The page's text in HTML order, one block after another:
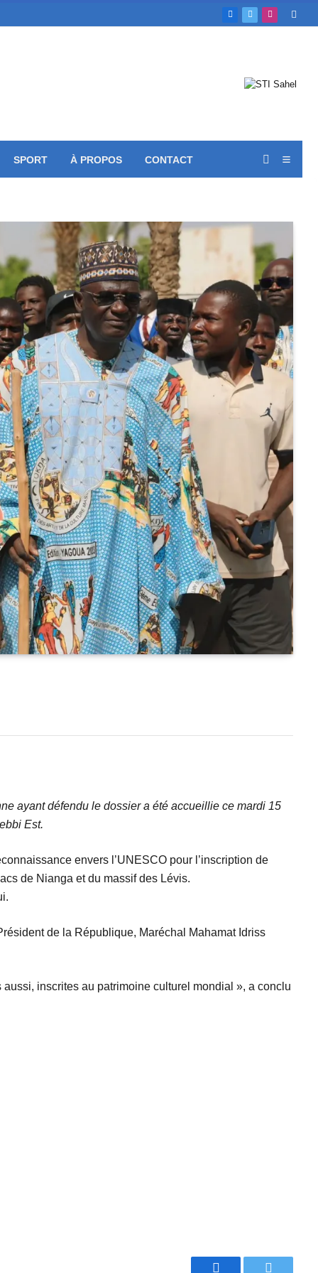
Facebook
X
Instagram
SPORT À PROPOS CONTACT
ayant défendu le dossier a été accueillie ce mardi 15
Est.
envers l’UNESCO pour l’inscription de
de Nianga et du massif des Lévis.
de la République, Maréchal Mahamat Idriss
inscrites au patrimoine culturel mondial », a conclu